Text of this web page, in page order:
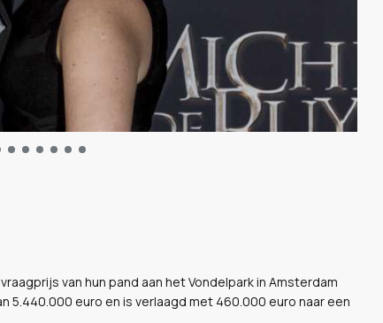
van hun pand aan het Vondelpark in Amsterdam
5.440.000 euro en is verlaagd met 460.000 euro naar een